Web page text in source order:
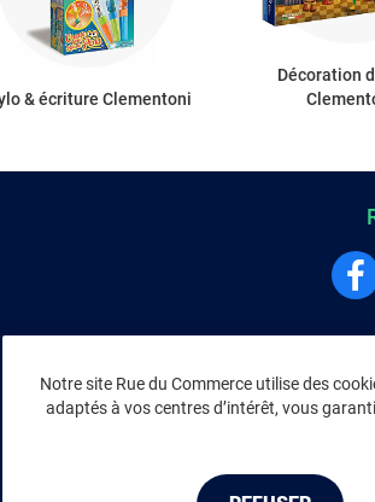
& écriture Clementoni
Décoration
NOUS REJOINDRE
Vendez sur RDC
Notre site Rue du Commerce utilise des
adaptés à vos centres d’intérêt, vous